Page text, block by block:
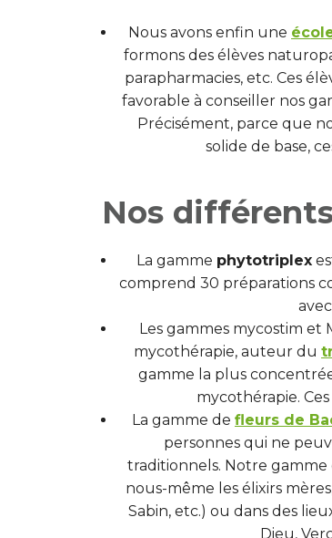
Nous avons enfin une
formons des élèves
parapharmacies, etc. Ces
favorable à conseiller nos
Précisément, parce que
solide de base,
Nos
La gamme phytotriplex
comprend 30 préparations
Les gammes mycostim
mycothérapie, auteur du
gamme la plus
mycothérapie.
La gamme de fleurs de
personnes qui ne
traditionnels. Notre gamme
nous-même les élixirs
Sabin, etc.) ou dans des
Dieu,